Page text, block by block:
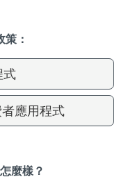
：
式
應用程式
麼樣？